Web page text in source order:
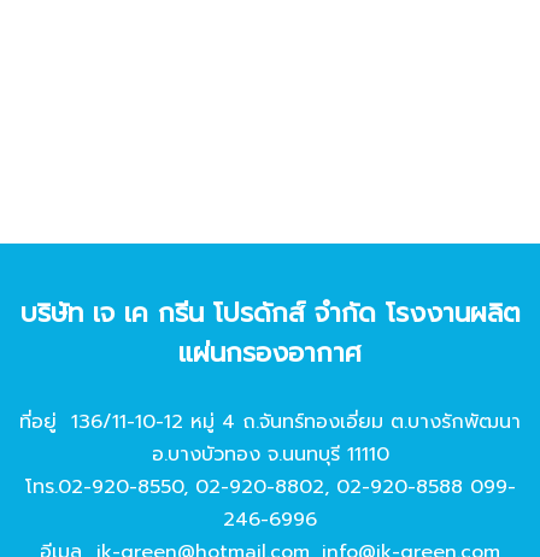
บริษัท เจ เค กรีน โปรดักส์ จํากัด โรงงานผลิต
แผ่นกรองอากาศ
ที่อยู่ 136/11-10-12 หมู่ 4 ถ.จันทร์ทองเอี่ยม ต.บางรักพัฒนา
อ.บางบัวทอง จ.นนทบุรี 11110
โทร.02-920-8550, 02-920-8802, 02-920-8588 099-
246-6996